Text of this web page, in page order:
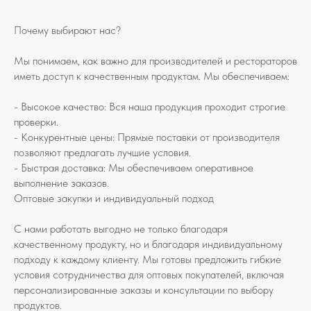
Почему выбирают нас?
Мы понимаем, как важно для производителей и рестораторов
иметь доступ к качественным продуктам. Мы обеспечиваем:
- Высокое качество: Вся наша продукция проходит строгие
проверки.
- Конкурентные цены: Прямые поставки от производителя
позволяют предлагать лучшие условия.
- Быстрая доставка: Мы обеспечиваем оперативное
выполнение заказов.
Оптовые закупки и индивидуальный подход
С нами работать выгодно не только благодаря
качественному продукту, но и благодаря индивидуальному
подходу к каждому клиенту. Мы готовы предложить гибкие
условия сотрудничества для оптовых покупателей, включая
персонализированные заказы и консультации по выбору
продуктов.